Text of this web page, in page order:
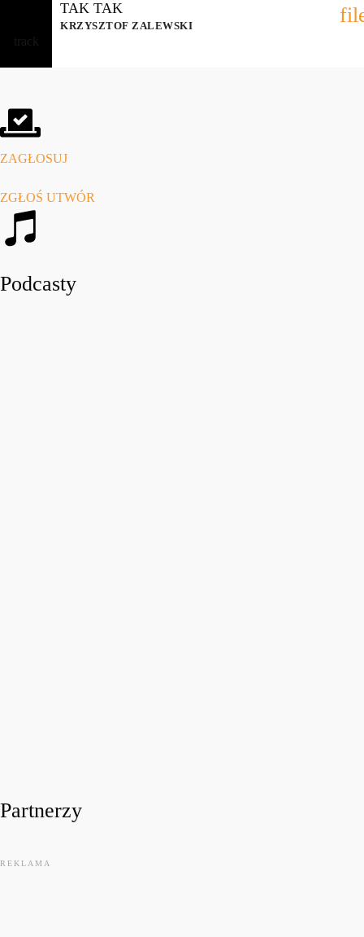
TAK TAK
KRZYSZTOF ZALEWSKI
ZAGŁOSUJ
ZGŁOŚ UTWÓR
Podcasty
Partnerzy